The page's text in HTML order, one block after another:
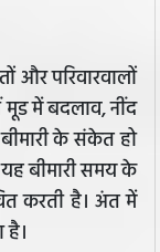
और परिवारवालों
मूड में बदलाव, नींद
के संकेत हो
बीमारी समय के
करती है। अंत में
है।